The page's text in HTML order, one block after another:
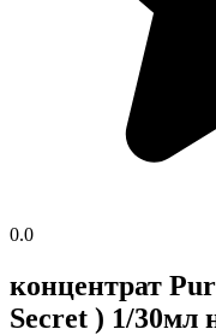
0.0
концентрат
Secret ) 1/30мл